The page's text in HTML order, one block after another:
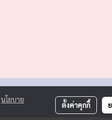
นโยบาย
ตั้งค่าคุกกี้